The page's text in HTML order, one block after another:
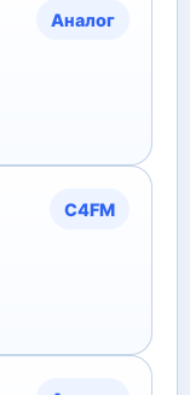
Аналог
C4FM